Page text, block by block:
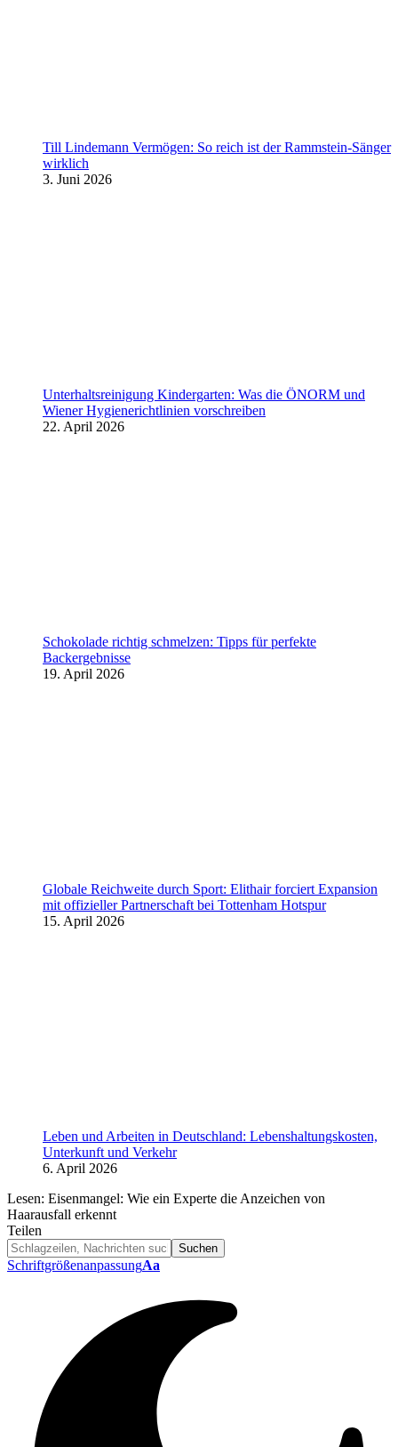
Till Lindemann Vermögen: So reich ist der Rammstein-Sänger
wirklich
3. Juni 2026
Unterhaltsreinigung Kindergarten: Was die ÖNORM und
Wiener Hygienerichtlinien vorschreiben
22. April 2026
Schokolade richtig schmelzen: Tipps für perfekte
Backergebnisse
19. April 2026
Globale Reichweite durch Sport: Elithair forciert Expansion
mit offizieller Partnerschaft bei Tottenham Hotspur
15. April 2026
Leben und Arbeiten in Deutschland: Lebenshaltungskosten,
Unterkunft und Verkehr
6. April 2026
Lesen: Eisenmangel: Wie ein Experte die Anzeichen von
Haarausfall erkennt
Teilen
SchriftgrößenanpassungAa